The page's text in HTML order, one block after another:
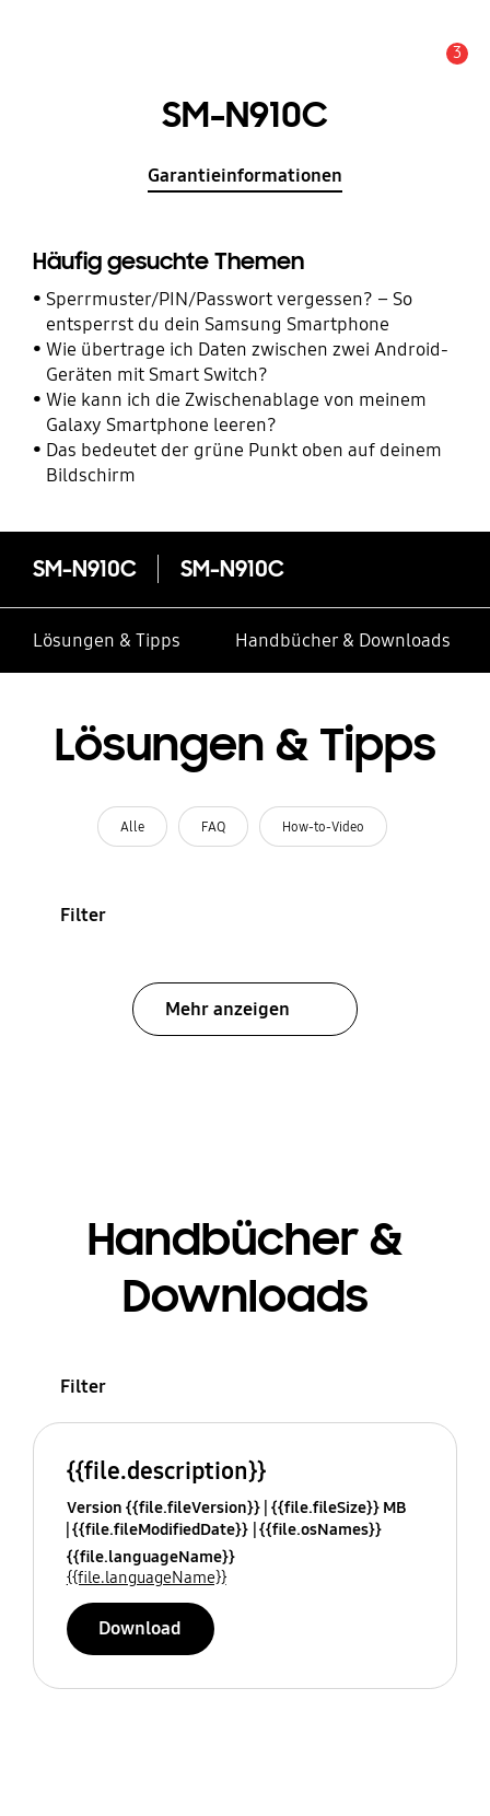
3
SM-N910C
Garantieinformationen
Häufig gesuchte Themen
Sperrmuster/PIN/Passwort vergessen? – So
entsperrst du dein Samsung Smartphone
Wie übertrage ich Daten zwischen zwei Android-
Geräten mit Smart Switch?
Wie kann ich die Zwischenablage von meinem
Galaxy Smartphone leeren?
Das bedeutet der grüne Punkt oben auf deinem
Bildschirm
SM-N910C SM-N910C
Lösungen & Tipps Handbücher & Downloads
Lösungen & Tipps
Alle FAQ How-to-Video
Filter
Mehr anzeigen
Handbücher &
Downloads
Filter
{{file.description}}
Version {{file.fileVersion}} {{file.fileSize}} MB
{{file.fileModifiedDate}} {{file.osNames}}
{{file.languageName}}
{{file.languageName}}
Download